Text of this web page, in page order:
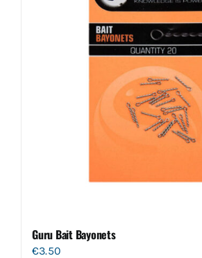
Guru Bait Bayonets
€3.50